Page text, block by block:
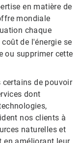
en matière de
mondiale
chaque
de l'énergie se
ou supprimer cette
certains de pouvoir
dont
nos clients à
naturelles et